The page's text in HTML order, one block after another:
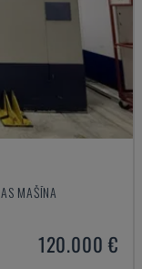
MAŠĪNA
120.000 €